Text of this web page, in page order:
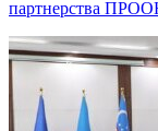
партнерства